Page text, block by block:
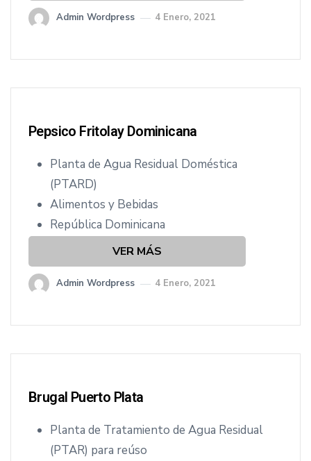
Admin Wordpress 4 Enero, 2021
Pepsico Fritolay Dominicana
Planta de Agua Residual Doméstica
(PTARD)
Alimentos y Bebidas
República Dominicana
VER MÁS
Admin Wordpress 4 Enero, 2021
Brugal Puerto Plata
Planta de Tratamiento de Agua Residual
(PTAR) para reúso